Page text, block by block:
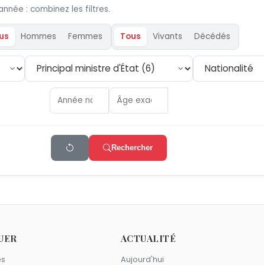
: combinez les filtres.
Hommes Femmes Tous Vivants Décédés
Rechercher
ACTUALITÉ
Aujourd'hui